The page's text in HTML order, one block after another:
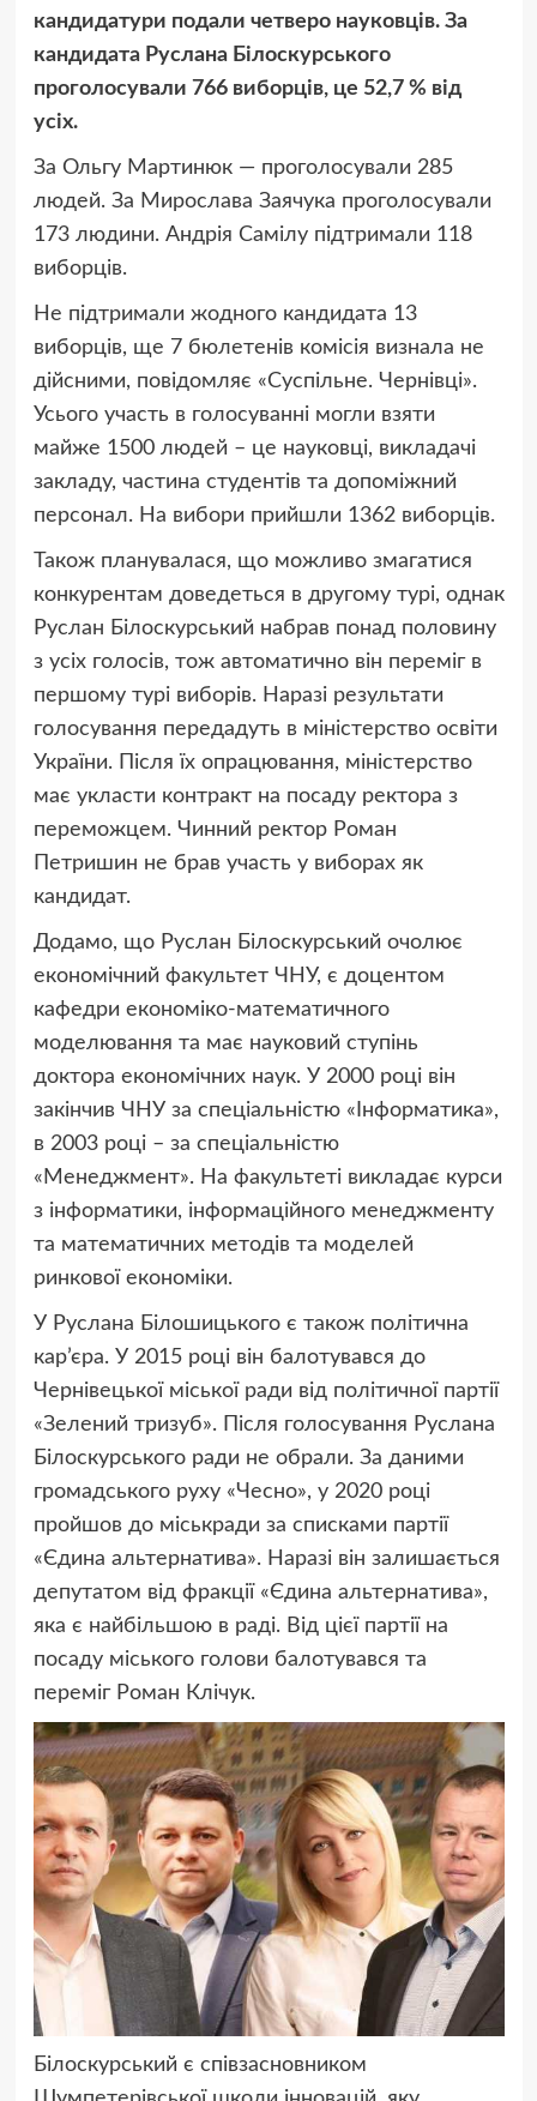
кандидатури подали четверо науковців. За
кандидата Руслана Білоскурського
проголосували 766 виборців, це 52,7 % від
усіх.
За Ольгу Мартинюк — проголосували 285
людей. За Мирослава Заячука проголосували
173 людини. Андрія Самілу підтримали 118
виборців.
Не підтримали жодного кандидата 13
виборців, ще 7 бюлетенів комісія визнала не
дійсними, повідомляє «Суспільне. Чернівці».
Усього участь в голосуванні могли взяти
майже 1500 людей – це науковці, викладачі
закладу, частина студентів та допоміжний
персонал. На вибори прийшли 1362 виборців.
Також планувалася, що можливо змагатися
конкурентам доведеться в другому турі, однак
Руслан Білоскурський набрав понад половину
з усіх голосів, тож автоматично він переміг в
першому турі виборів. Наразі результати
голосування передадуть в міністерство освіти
України. Після їх опрацювання, міністерство
має укласти контракт на посаду ректора з
переможцем. Чинний ректор Роман
Петришин не брав участь у виборах як
кандидат.
Додамо, що Руслан Білоскурський очолює
економічний факультет ЧНУ, є доцентом
кафедри економіко-математичного
моделювання та має науковий ступінь
доктора економічних наук. У 2000 році він
закінчив ЧНУ за спеціальністю «Інформатика»,
в 2003 році – за спеціальністю
«Менеджмент». На факультеті викладає курси
з інформатики, інформаційного менеджменту
та математичних методів та моделей
ринкової економіки.
У Руслана Білошицького є також політична
кар’єра. У 2015 році він балотувався до
Чернівецької міської ради від політичної партії
«Зелений тризуб». Після голосування Руслана
Білоскурського ради не обрали. За даними
громадського руху «Чесно», у 2020 році
пройшов до міськради за списками партії
«Єдина альтернатива». Наразі він залишається
депутатом від фракції «Єдина альтернатива»,
яка є найбільшою в раді. Від цієї партії на
посаду міського голови балотувався та
переміг Роман Клічук.
Білоскурський є співзасновником